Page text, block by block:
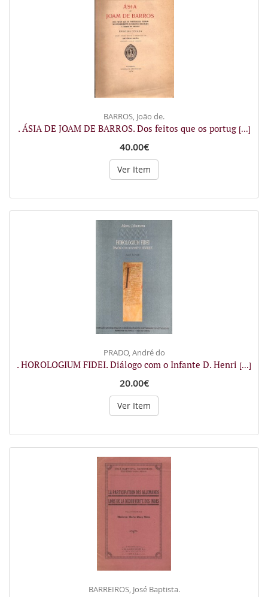
BARROS, João de.
. ÁSIA DE JOAM DE BARROS. Dos feitos que os portug [...]
40.00€
Ver Item
PRADO, André do
. HOROLOGIUM FIDEI. Diálogo com o Infante D. Henri [...]
20.00€
Ver Item
BARREIROS, José Baptista.